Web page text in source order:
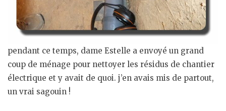
pendant ce temps, dame Estelle a envoyé un grand
coup de ménage pour nettoyer les résidus de chantier
électrique et y avait de quoi. j’en avais mis de partout,
un vrai sagouin !